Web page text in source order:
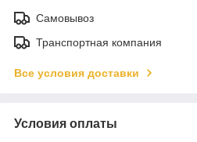
Самовывоз
Транспортная компания
Все условия доставки
Условия оплаты